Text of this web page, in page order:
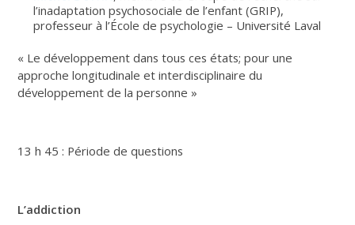
l’inadaptation psychosociale de l’enfant (GRIP),
professeur à l’École de psychologie – Université Laval
« Le développement dans tous ces états; pour une
approche longitudinale et interdisciplinaire du
développement de la personne »
13 h 45 : Période de questions
L’addiction